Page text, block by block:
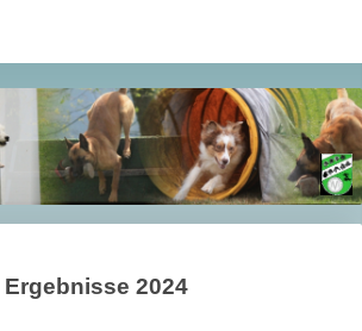
Ergebnisse 2024